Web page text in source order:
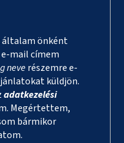
általam önként
mail címem
neverészemre e-
küldjön.
adatkezelési
Megértettem,
bármikor